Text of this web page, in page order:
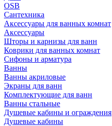
OSB
Сантехника
Аксессуары для ванных комнат
Аксессуары
Шторы и карнизы для ванн
Коврики для ванных комнат
Сифоны и арматура
Ванны
Ванны акриловые
Экраны для ванн
Комплектующие для ванн
Ванны стальные
Душевые кабины и ограждения
Душевые кабины